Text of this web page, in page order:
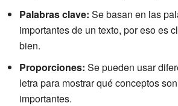
Palabras clave: Se basan en las
importantes de un texto, por eso es
bien.
Proporciones: Se pueden usar
letra para mostrar qué conceptos
importantes.